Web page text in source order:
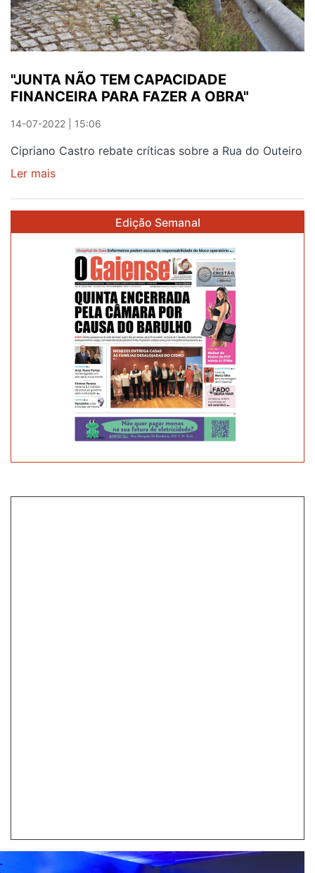
"JUNTA NÃO TEM CAPACIDADE
FINANCEIRA PARA FAZER A OBRA"
14-07-2022 | 15:06
Cipriano Castro rebate críticas sobre a Rua do Outeiro
Ler mais
NÃO
FINANCEIRA
PARA
FAZER
OBRA"
Edição Semanal